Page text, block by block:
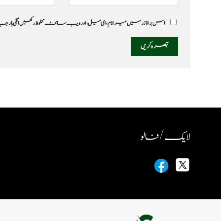
اس براؤزر میں میرا نام، ای میل، اور ویب سائٹ محفوظ رکھیں اگلی
لایک / فالو